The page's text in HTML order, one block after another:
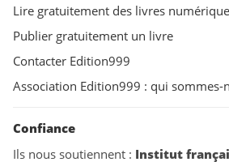
Lire gratuitement des livres
Publier gratuitement un livre
Contacter Edition999
Association Edition999 : qui sommes-
Confiance
Ils nous soutiennent : Institut